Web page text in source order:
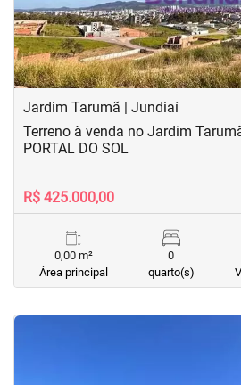
Jardim Tarumã | Jundiaí
Terreno à venda no Jardim
PORTAL DO SOL
R$ 425.000,00
0,00 m²
Área principal
0
quarto(s)
<